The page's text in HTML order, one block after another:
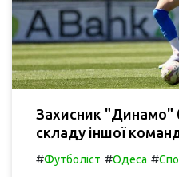
Захисник "Динамо"
складу іншої
#Футболіст #Одеса #